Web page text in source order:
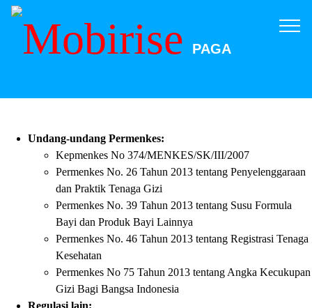
PAGA
Undang-undang Permenkes:
Kepmenkes No 374/MENKES/SK/III/2007
Permenkes No. 26 Tahun 2013 tentang Penyelenggaraan
dan Praktik Tenaga Gizi
Permenkes No. 39 Tahun 2013 tentang Susu Formula
Bayi dan Produk Bayi Lainnya
Permenkes No. 46 Tahun 2013 tentang Registrasi Tenaga
Kesehatan
Permenkes No 75 Tahun 2013 tentang Angka Kecukupan
Gizi Bagi Bangsa Indonesia
Regulasi lain: